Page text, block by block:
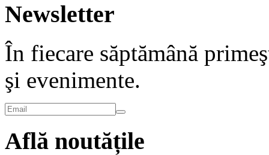
Newsletter
În fiecare săptămână
şi evenimente.
Află noutățile